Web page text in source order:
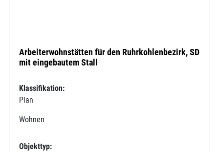
Arbeiterwohnstätten für den Ruhrkohlenbezirk, SD
mit eingebautem Stall
Klassifikation:
Plan
Wohnen
Objekttyp: